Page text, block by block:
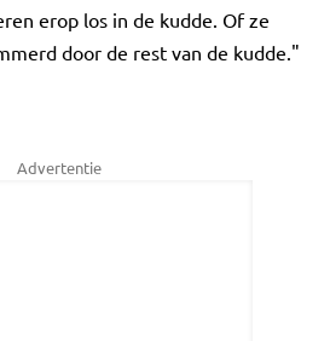
erop los in de kudde. Of ze
door de rest van de kudde."
Advertentie